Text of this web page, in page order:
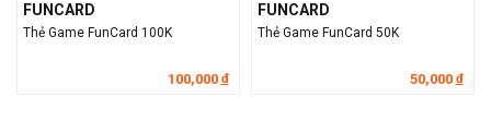
FUNCARD
Thẻ Game FunCard 100K
100,000 đ
FUNCARD
Thẻ Game FunCard 50K
50,000 đ